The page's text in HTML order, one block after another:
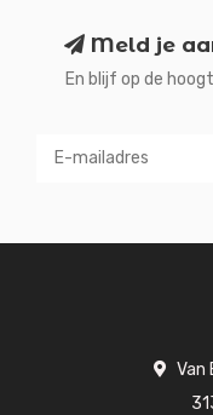
Meld je
En blijf op de
Van